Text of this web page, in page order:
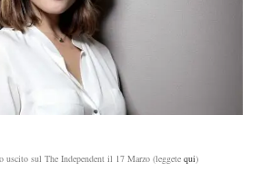
uscito sul The Independent il 17 Marzo (leggete qui)